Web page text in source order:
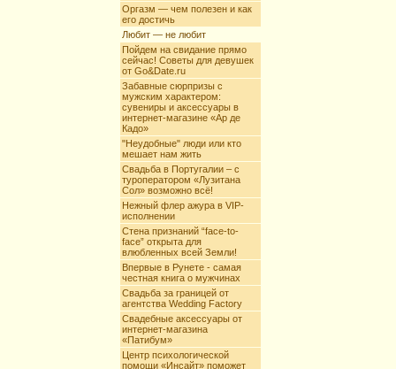
Оргазм — чем полезен и как
его достичь
Любит — не любит
Пойдем на свидание прямо
сейчас! Советы для девушек
от Go&Date.ru
Забавные сюрпризы с
мужским характером:
сувениры и аксессуары в
интернет-магазине «Ар де
Кадо»
"Неудобные" люди или кто
мешает нам жить
Свадьба в Португалии – с
туроператором «Лузитана
Сол» возможно всё!
Нежный флер ажура в VIP-
исполнении
Стена признаний “face-to-
face” открыта для
влюбленных всей Земли!
Впервые в Рунете - самая
честная книга о мужчинах
Свадьба за границей от
агентства Wedding Factory
Свадебные аксессуары от
интернет-магазина
«Патибум»
Центр психологической
помощи «Инсайт» поможет